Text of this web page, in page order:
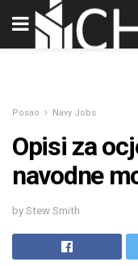
Posao Navy Jobs
Opisi za
navodne
by Stew Smith